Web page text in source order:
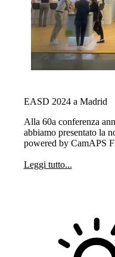
EASD 2024 a Madrid
Alla 60a conferenza
abbiamo presentato la
powered by CamAPS
pianificazione o durante
Leggi tutto...